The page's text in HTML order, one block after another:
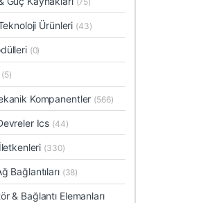
Ürünleri (43)
(0)
(5)
Kompanentler (566)
Ics (44)
(330)
Bağlantıları (38)
& Bağlantı Elemanları